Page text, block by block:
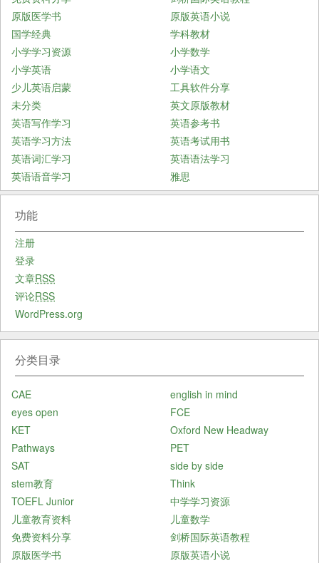
原版医学书
原版英语小说
国学经典
学科教材
小学学习资源
小学数学
小学英语
小学语文
少儿英语启蒙
工具软件分享
未分类
英文原版教材
英语写作学习
英语参考书
英语学习方法
英语考试用书
英语词汇学习
英语语法学习
英语语音学习
雅思
功能
注册
登录
文章RSS
评论RSS
WordPress.org
分类目录
CAE
english in mind
eyes open
FCE
KET
Oxford New Headway
Pathways
PET
SAT
side by side
stem教育
Think
TOEFL Junior
中学学习资源
儿童教育资料
儿童数学
免费资料分享
剑桥国际英语教程
原版医学书
原版英语小说